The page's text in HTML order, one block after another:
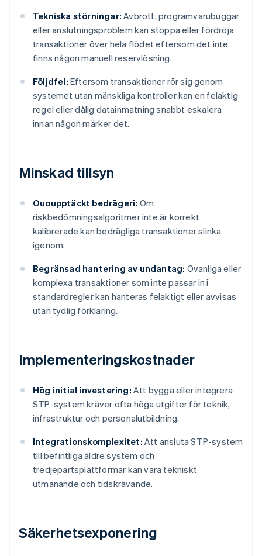
Tekniska störningar: Avbrott, programvarubuggar
eller anslutningsproblem kan stoppa eller fördröja
transaktioner över hela flödet eftersom det inte
finns någon manuell reservlösning.
Följdfel: Eftersom transaktioner rör sig genom
systemet utan mänskliga kontroller kan en felaktig
regel eller dålig datainmatning snabbt eskalera
innan någon märker det.
Minskad tillsyn
Ououpptäckt bedrägeri: Om
riskbedömningsalgoritmer inte är korrekt
kalibrerade kan bedrägliga transaktioner slinka
igenom.
Begränsad hantering av undantag: Ovanliga eller
komplexa transaktioner som inte passar in i
standardregler kan hanteras felaktigt eller avvisas
utan tydlig förklaring.
Implementeringskostnader
Hög initial investering: Att bygga eller integrera
STP-system kräver ofta höga utgifter för teknik,
infrastruktur och personalutbildning.
Integrationskomplexitet: Att ansluta STP-system
till befintliga äldre system och
tredjepartsplattformar kan vara tekniskt
utmanande och tidskrävande.
Säkerhetsexponering